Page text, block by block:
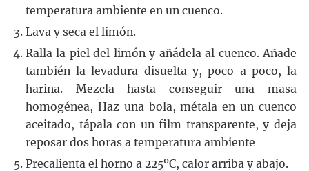
temperatura ambiente en un cuenco.
Lava y seca el limón.
Ralla la piel del limón y añádela al cuenco. Añade
también la levadura disuelta y, poco a poco, la
harina. Mezcla hasta conseguir una masa
homogénea, Haz una bola, métala en un cuenco
aceitado, tápala con un film transparente, y deja
reposar dos horas a temperatura ambiente
Precalienta el horno a 225ºC, calor arriba y abajo.